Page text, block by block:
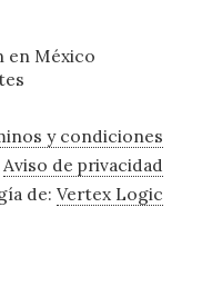
en México
y condiciones
Aviso de privacidad
de:Vertex Logic